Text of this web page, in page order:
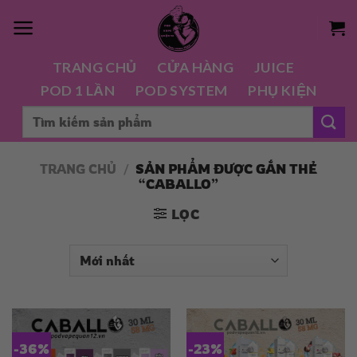
đến
TRANG CHỦ CỬA HÀNG
JUICE
POD 1 LẦN
POD SYSTEM PHỤ KIỆN
Tìm
TRANG CHỦ / SẢN PHẨM ĐƯỢC GẮN THẺ
“CABALLO”
LỌC
-36% -23%